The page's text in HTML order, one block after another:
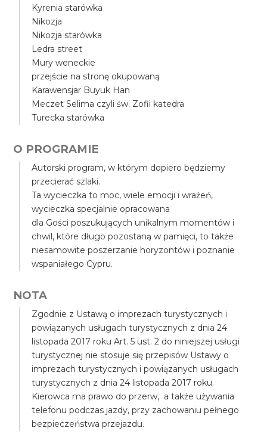
Kyrenia starówka
Nikozja
Nikozja starówka
Ledra street
Mury weneckie
przejście na stronę okupowaną
Karawensjar Buyuk Han
Meczet Selima czyli św. Zofii katedra
Turecka starówka
O PROGRAMIE
Autorski program, w którym dopiero będziemy
przecierać szlaki.
Ta wycieczka to moc, wiele emocji i wrażeń,
wycieczka specjalnie opracowana
dla Gości poszukujących unikalnym momentów i
chwil, które długo pozostaną w pamięci, to także
niesamowite poszerzanie horyzontów i poznanie
wspaniałego Cypru.
NOTA
Zgodnie z Ustawą o imprezach turystycznych i
powiązanych usługach turystycznych z dnia 24
listopada 2017 roku Art. 5 ust. 2 do niniejszej usługi
turystycznej nie stosuje się przepisów Ustawy o
imprezach turystycznych i powiązanych usługach
turystycznych z dnia 24 listopada 2017 roku.
Kierowca ma prawo do przerw, a także używania
telefonu podczas jazdy, przy zachowaniu pełnego
bezpieczeństwa przejazdu.